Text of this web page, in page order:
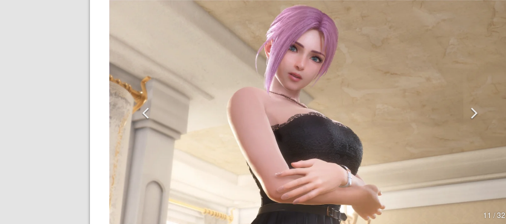
11 / 32